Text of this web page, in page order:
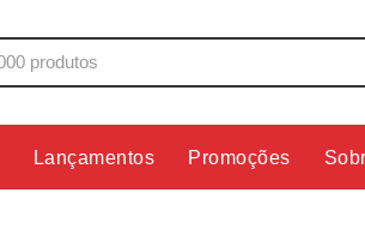
Lançamentos Promoções